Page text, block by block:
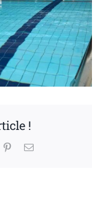
!
PinterestEmail